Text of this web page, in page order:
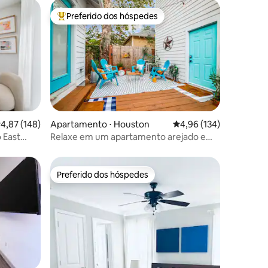
de uma avaliação média de 5, 148 avaliações
4,87 (148)
East
Entre os melhores preferidos dos hóspedes
Preferido dos hóspedes
Apartamento ⋅ Houston 4,96 de uma avaliação
4,96 (134)
Relaxe em um apartamento arejado e
Preferido dos hóspedes
Preferido dos hóspedes